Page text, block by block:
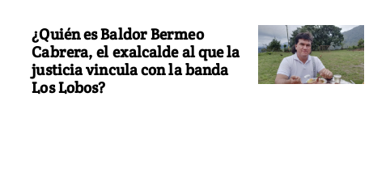
¿Quién es Baldor Bermeo
Cabrera, el exalcalde al que la
justicia vincula con la banda
Los Lobos?